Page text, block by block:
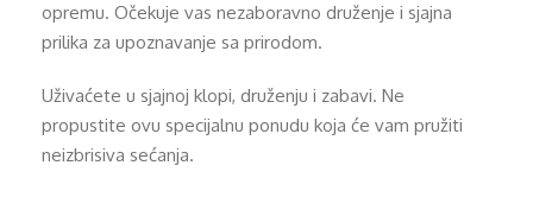
opremu. Očekuje vas nezaboravno druženje i sjajna
prilika za upoznavanje sa prirodom.
Uživaćete u sjajnoj klopi, druženju i zabavi. Ne
propustite ovu specijalnu ponudu koja će vam pružiti
neizbrisiva sećanja.